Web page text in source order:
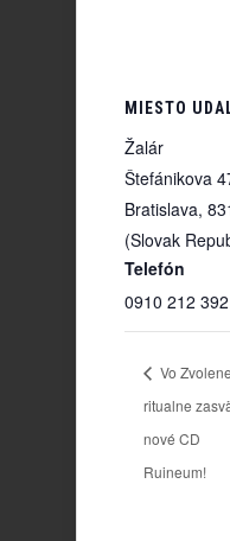
MIESTO
Žalár
Štefánikova
Bratislava,
(Slovak
Telefón
0910 212 392
Vo
ritualne
nové CD
Ruineum!